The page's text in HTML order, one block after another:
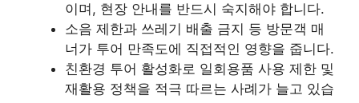
이며, 현장 안내를 반드시 숙지해야 합니다.
소음 제한과 쓰레기 배출 금지 등 방문객 매
너가 투어 만족도에 직접적인 영향을 줍니다.
친환경 투어 활성화로 일회용품 사용 제한 및
재활용 정책을 적극 따르는 사례가 늘고 있습